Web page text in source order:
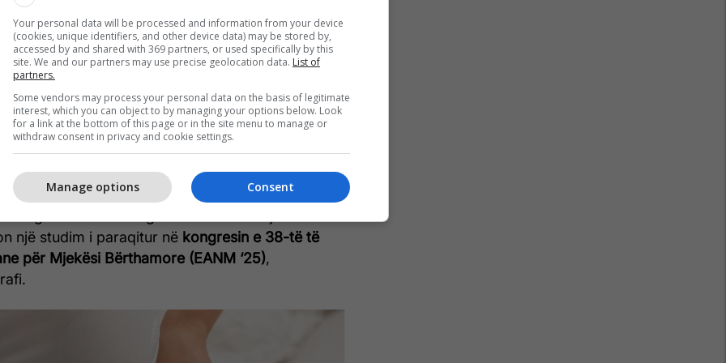
i injektohet një sasi e vogël kontrasti radioaktiv
në trup dhe më pas një skaner i veçantë
FDG lidhet me qelizat që përdorin shumë
tumorale, dhe lëshon sinjal që kamera PET mund
kanë treguarrritje të përthithjes së kontrastit
në miokard dhe në indin dhjamor kafe, çka
gabimisht si malignitet ose sëmundje
një studim i paraqitur në kongresin e 38-të të
për Mjekësi Bërthamore (EANM ‘25),
Your personal data will be processed and information from your device
(cookies, unique identifiers, and other device data) may be stored by,
accessed by and shared with 369 partners, or used specifically by this
site. We and our partners may use precise geolocation data. List of
partners.
Some vendors may process your personal data on the basis of legitimate
interest, which you can object to by managing your options below. Look
for a link at the bottom of this page or in the site menu to manage or
withdraw consent in privacy and cookie settings.
Consent
Manage options